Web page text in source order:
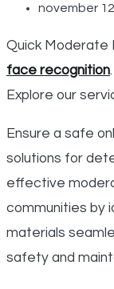
november
Quick Moderate
face recognition
Explore our
Ensure a safe
solutions for
effective
communities by
materials
safety and